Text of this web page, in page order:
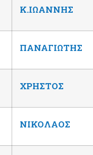
Κ.ΙΩΑΝΝΗΣ
ΠΑΝΑΓΙΩΤΗΣ
ΧΡΗΣΤΟΣ
ΝΙΚΟΛΑΟΣ